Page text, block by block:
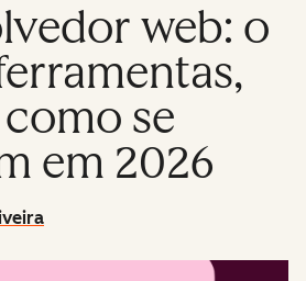
web: o
se
em 2026